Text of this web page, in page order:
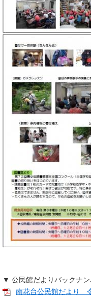
▼ 公民館だよりバックナン
南花台公民館だより